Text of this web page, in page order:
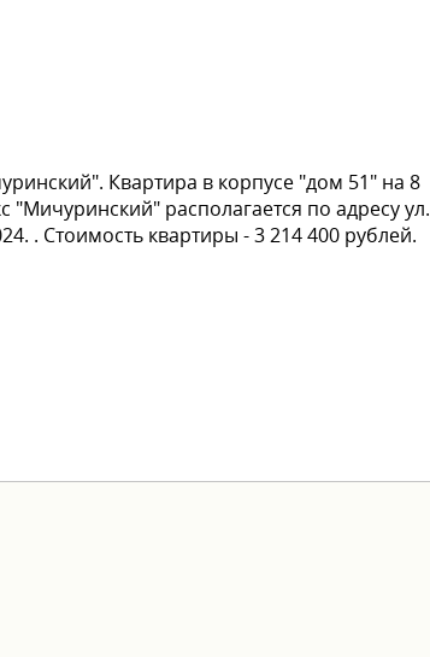
Квартира в корпусе "дом 51" на 8
располагается по адресу ул.
. Стоимость квартиры - 3 214 400 рублей.